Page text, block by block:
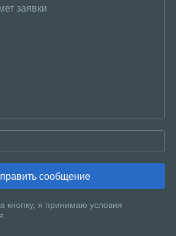
сообщение
кнопку, я принимаю условия